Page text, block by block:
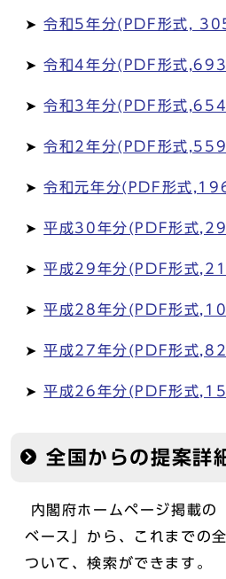
➤令和5年分(PDF形式,
➤令和4年分(PDF形式
➤令和3年分(PDF形式
➤令和2年分(PDF形式
➤令和元年分(PDF形式
➤平成30年分(PDF形式
➤平成29年分(PDF形式
➤平成28年分(PDF形式
➤平成27年分(PDF形式
➤平成26年分(PDF形式
全国からの提案詳
内閣府ホームページ掲載の
ベース」から、これまでの
ついて、検索ができます。